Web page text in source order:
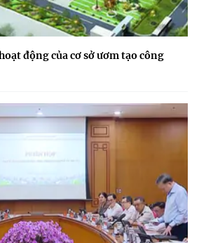
động của cơ sở ươm tạo công